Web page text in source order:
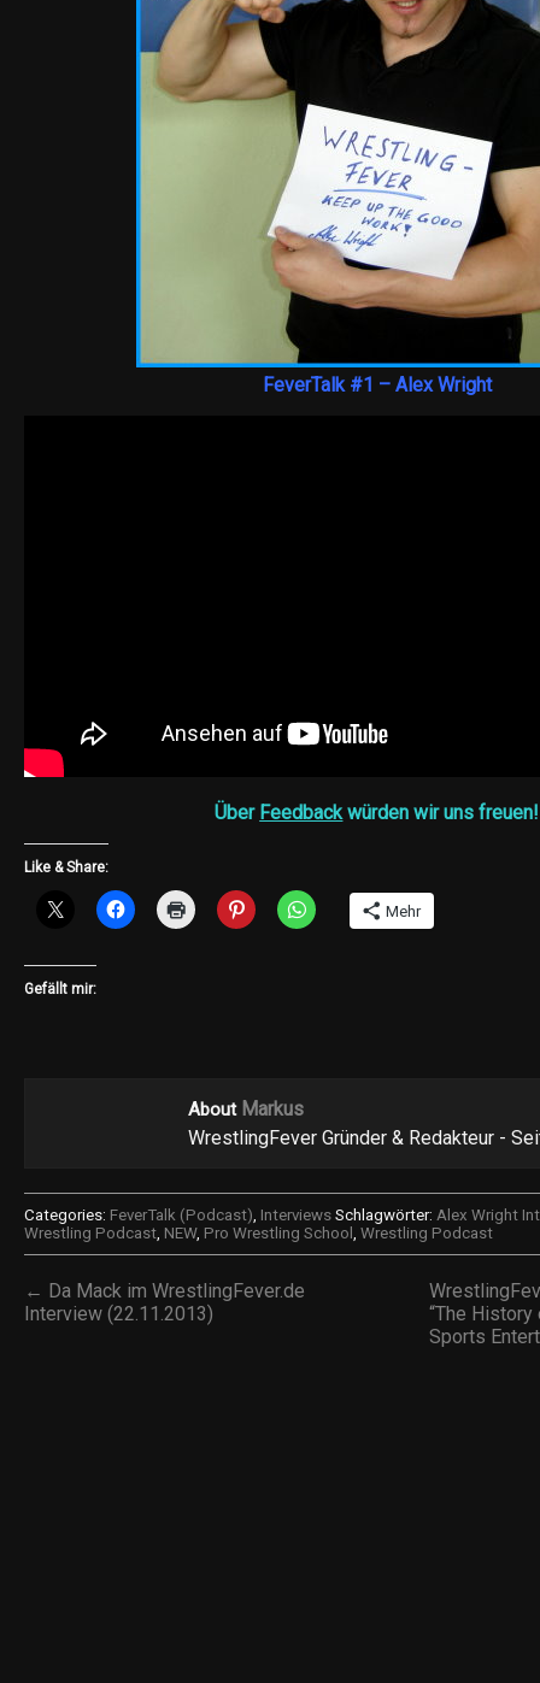
FeverTalk #1 – Alex Wright
Über Feedbackwürden wir uns freuen!
Like & Share:
Mehr
Gefällt mir:
About Markus
WrestlingFever Gründer & Redakteur -
Categories: FeverTalk (Podcast), Interviews Schlagwörter: Alex Wright
Wrestling Podcast, NEW, Pro Wrestling School , Wrestling Podcast
← Da Mack im WrestlingFever.de
Interview (22.11.2013)
“The History
Sports